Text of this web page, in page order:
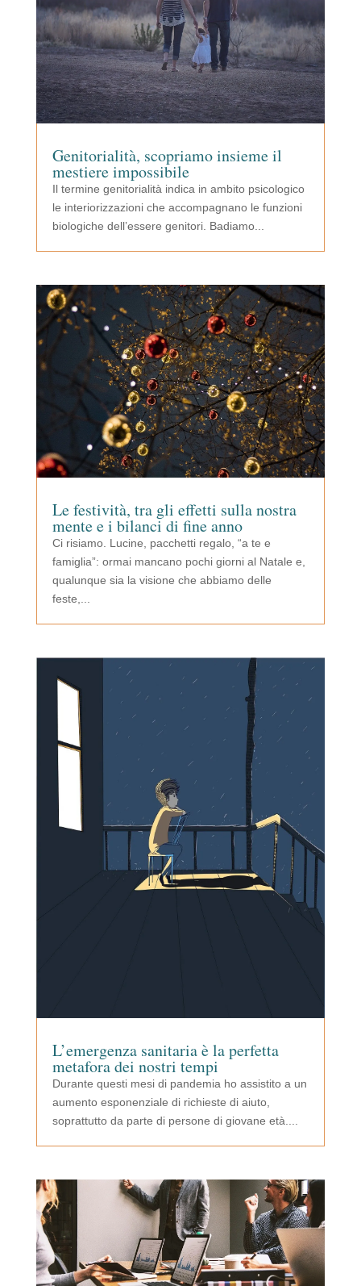
Genitorialità, scopriamo insieme il
mestiere impossibile
Il termine genitorialità indica in ambito psicologico
le interiorizzazioni che accompagnano le funzioni
biologiche dell’essere genitori. Badiamo...
Le festività, tra gli effetti sulla nostra
mente e i bilanci di fine anno
Ci risiamo. Lucine, pacchetti regalo, “a te e
famiglia”: ormai mancano pochi giorni al Natale e,
qualunque sia la visione che abbiamo delle
feste,...
L’emergenza sanitaria è la perfetta
metafora dei nostri tempi
Durante questi mesi di pandemia ho assistito a un
aumento esponenziale di richieste di aiuto,
soprattutto da parte di persone di giovane età....